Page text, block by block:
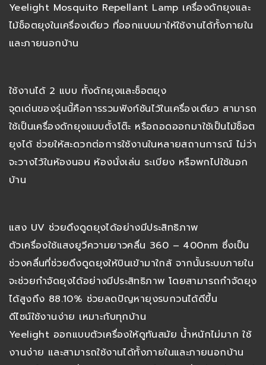
Yeelight Mosquito Repellant Lamp เครื่องดักยุงและ
ไม้ช็อตยุงในเครื่องเดียว ที่ออกแบบมาให้ใช้งานได้ทั้งภายใน
และภายนอกบ้าน
ใช้งานได้ 2 แบบ ทั้งดักยุงและช็อตยุง
จุดเด่นของรุ่นนี้คือการรวมฟังก์ชันไว้ในเครื่องเดียว สามารถ
ใช้เป็นเครื่องดักยุงแบบตั้งโต๊ะ หรือถอดออกมาใช้เป็นไม้ช็อต
ยุงได้ ช่วยให้สะดวกต่อการใช้งานในหลายสถานการณ์ ไม่ว่า
จะวางไว้ในห้องนอน ห้องนั่งเล่น ระเบียง หรือพกไปใช้นอก
บ้าน
แสง UV ช่วยดึงดูดยุงได้อย่างมีประสิทธิภาพ
ตัวเครื่องใช้แสงยูวีความยาวคลื่น 360 – 400nm ซึ่งเป็น
ช่วงคลื่นที่ช่วยดึงดูดยุงให้บินเข้ามาใกล้ จากนั้นระบบภายใน
จะช่วยกำจัดยุงได้อย่างมีประสิทธิภาพ โดยสามารถกำจัดยุง
ได้สูงถึง 88.10% ช่วยลดปัญหายุงรบกวนได้ดีขึ้น
ดีไซน์ใช้งานง่าย เหมาะกับทุกบ้าน
Yeelight ออกแบบตัวเครื่องให้ดูทันสมัย น้ำหนักไม่มาก ใช้
งานง่าย และสามารถใช้งานได้ทั้งภายในและภายนอกบ้าน